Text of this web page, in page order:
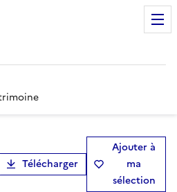
Télécharger
Ajouter à
ma
sélection